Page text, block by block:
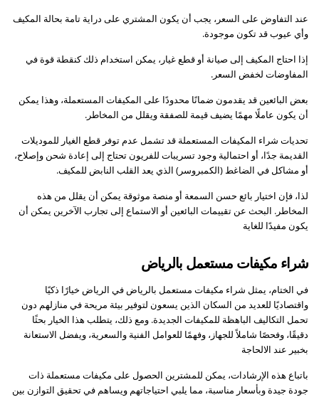
عند التفاوض على السعر، يجب أن يكون المشتري على دراية تامة بحالة المكيف
وأي عيوب قد تكون موجودة.
إذا احتاج المكيف إلى صيانة أو قطع غيار، يمكن استخدام ذلك كنقطة قوة في
المفاوضات لخفض السعر.
بعض البائعين قد يقدمون ضمانًا محدودًا على المكيفات المستعملة، وهذا يمكن
أن يكون عاملًا مهمًا يضيف قيمة للصفقة ويقلل من المخاطر.
تحديات شراء المكيفات المستعملة قد تشمل عدم توفر قطع الغيار للموديلات
القديمة جدًا، أو احتمالية وجود تسريبات للفريون تحتاج إلى إعادة شحن وإصلاح،
أو مشاكل في الضاغط (الكمبروسر) الذي يعد القلب النابض للمكيف.
لذا، فإن اختيار بائع حسن السمعة أو منصة موثوقة يمكن أن يقلل من هذه
المخاطر. البحث عن تقييمات البائعين أو الاستماع إلى تجارب الآخرين يمكن أن
يكون مفيدًا للغاية
شراء مكيفات مستعمل بالرياض
في الختام، يمثل شراء مكيفات مستعمل بالرياض في الرياض خيارًا ذكيًا
واقتصاديًا للعديد من السكان الذين يسعون لتوفير بيئة مريحة في منازلهم دون
تحمل التكاليف الباهظة للمكيفات الجديدة. ومع ذلك، يتطلب هذا الخيار بحثًا
دقيقًا، وفحصًا شاملاً للجهاز، وفهمًا للعوامل الفنية والسعرية، ويفضل الاستعانة
بخبير عند الالحاجة
باتباع هذه الإرشادات، يمكن للمشترين الحصول على مكيفات مستعملة ذات
جودة جيدة وبأسعار مناسبة، مما يلبي احتياجاتهم ويساهم في تحقيق التوازن بين